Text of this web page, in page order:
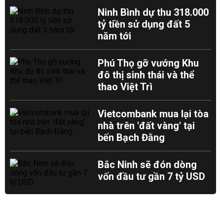
Ninh Bình dự thu 318.000
tỷ tiền sử dụng đất 5
năm tới
Phú Thọ gỡ vướng Khu
đô thị sinh thái và thể
thao Việt Trì
Vietcombank mua lại tòa
nhà trên 'đất vàng' tại
bến Bạch Đằng
Bắc Ninh sẽ đón dòng
vốn đầu tư gần 7 tỷ USD